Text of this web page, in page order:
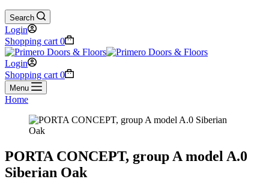
Search
Login
Shopping cart 0
Login
Shopping cart 0
Menu
Home
PORTA CONCEPT, group A model A.0
Siberian Oak